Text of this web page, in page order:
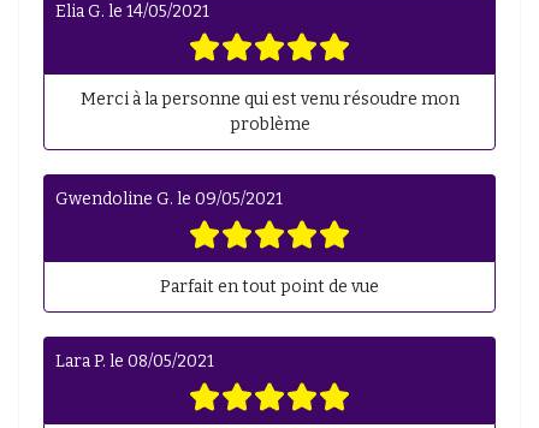
Elia G. le 14/05/2021
Merci à la personne qui est venu résoudre mon
problème
Gwendoline G. le 09/05/2021
Parfait en tout point de vue
Lara P. le 08/05/2021